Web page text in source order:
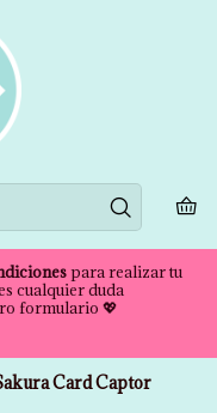
para realizar tu
cualquier duda
formulario 💖
Card Captor